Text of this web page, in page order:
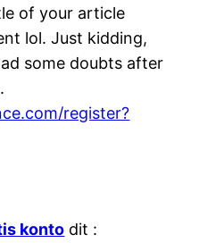
of your article
lol. Just kidding,
some doubts after
register?
konto dit :